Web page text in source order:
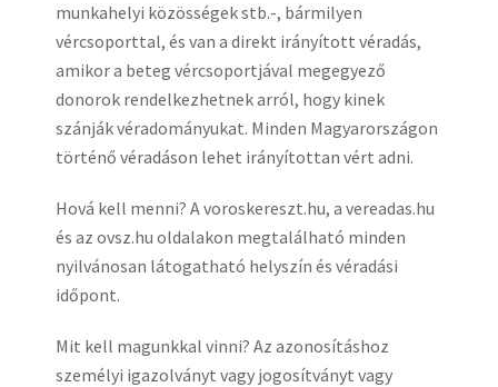
munkahelyi közösségek stb.-, bármilyen
vércsoporttal, és van a direkt irányított véradás,
amikor a beteg vércsoportjával megegyező
donorok rendelkezhetnek arról, hogy kinek
szánják véradományukat. Minden Magyarországon
történő véradáson lehet irányítottan vért adni.
Hová kell menni? A voroskereszt.hu, a vereadas.hu
és az ovsz.hu oldalakon megtalálható minden
nyilvánosan látogatható helyszín és véradási
időpont.
Mit kell magunkkal vinni? Az azonosításhoz
személyi igazolványt vagy jogosítványt vagy